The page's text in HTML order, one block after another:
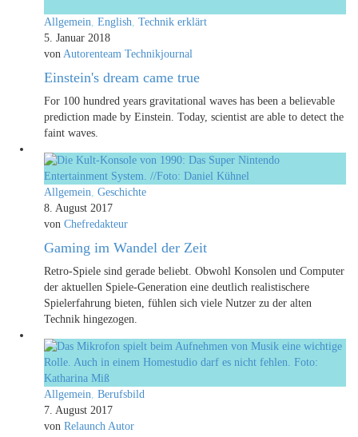
Allgemein, English, Technik erklärt
5. Januar 2018
von Autorenteam Technikjournal
Einstein's dream came true
For 100 hundred years gravitational waves has been a believable
prediction made by Einstein. Today, scientist are able to detect the
faint waves.
Allgemein, Geschichte
8. August 2017
von Chefredakteur
Gaming im Wandel der Zeit
Retro-Spiele sind gerade beliebt. Obwohl Konsolen und Computer
der aktuellen Spiele-Generation eine deutlich realistischere
Spielerfahrung bieten, fühlen sich viele Nutzer zu der alten
Technik hingezogen.
Allgemein, Berufsbild
7. August 2017
von Relaunch Autor